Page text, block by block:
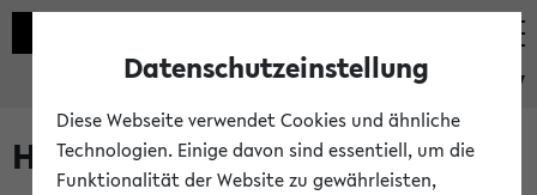
eKVV
Hilfe & Kontakt
Datenschutzeinstellung
Diese Webseite verwendet Cookies und ähnliche
Technologien. Einige davon sind essentiell, um die
Funktionalität der Website zu gewährleisten,